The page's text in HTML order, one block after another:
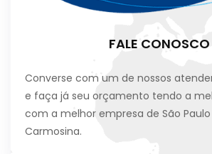
FALE CONOSCO
Converse com um de nossos
e faça já seu orçamento tendo a
com a melhor empresa de São Paulo
Carmosina.